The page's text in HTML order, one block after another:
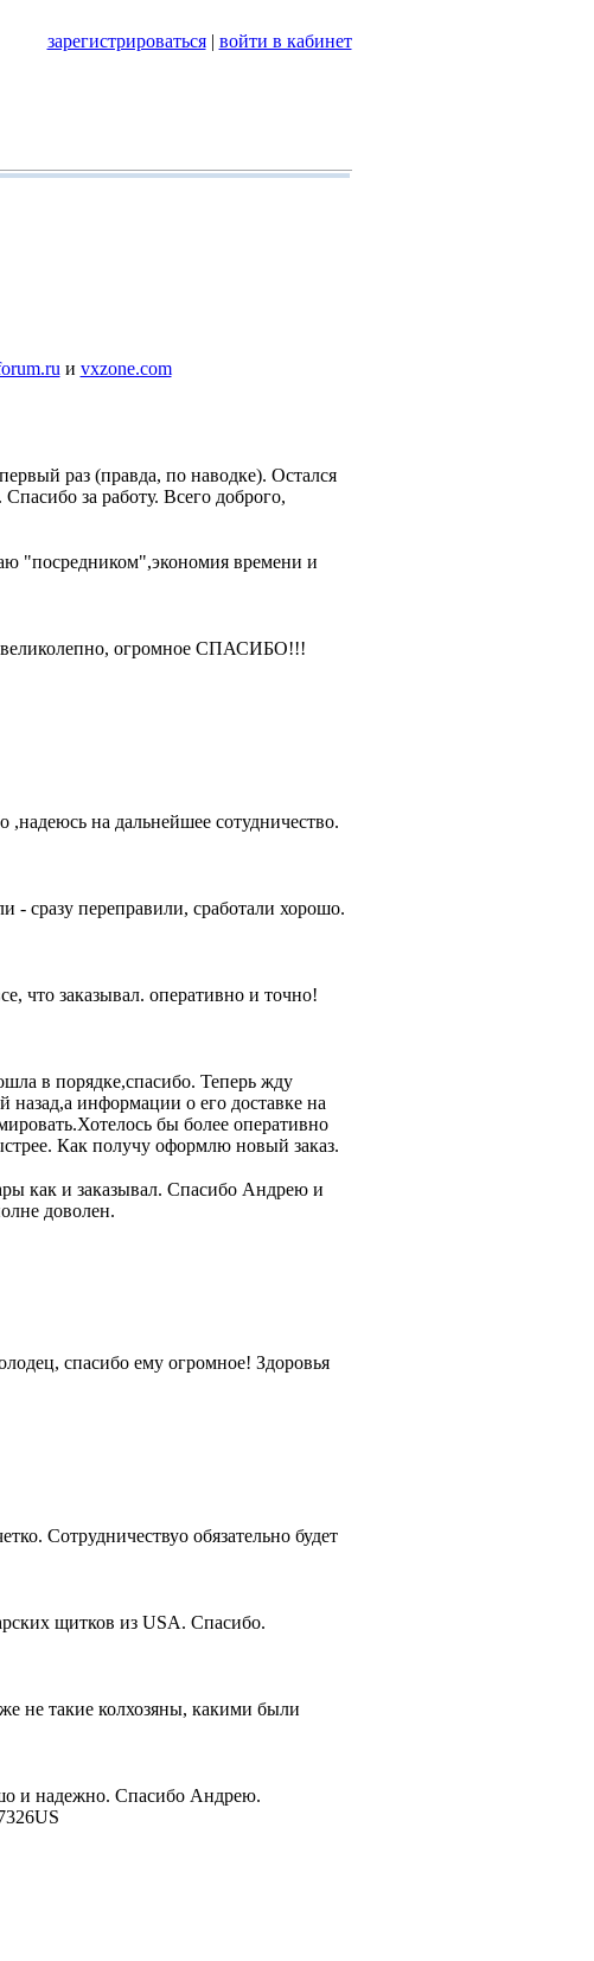
зарегистрироваться| войти в кабинет
и vxzone.com
раз (правда, по наводке). Остался
за работу. Всего доброго,
"посредником",экономия времени и
великолепно, огромное СПАСИБО!!!
,надеюсь на дальнейшее сотудничество.
- сразу переправили, сработали хорошо.
что заказывал. оперативно и точно!
в порядке,спасибо. Теперь жду
информации о его доставке на
бы более оперативно
Как получу оформлю новый заказ.
как и заказывал. Спасибо Андрею и
доволен.
спасибо ему огромное! Здоровья
Сотрудничествуо обязательно будет
щитков из USA. Спасибо.
не такие колхозяны, какими были
и надежно. Спасибо Андрею.